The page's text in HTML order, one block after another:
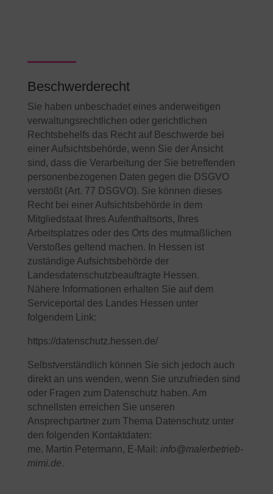
Beschwerderecht
Sie haben unbeschadet eines anderweitigen
verwaltungsrechtlichen oder gerichtlichen
Rechtsbehelfs das Recht auf Beschwerde bei
einer Aufsichtsbehörde, wenn Sie der Ansicht
sind, dass die Verarbeitung der Sie betreffenden
personenbezogenen Daten gegen die DSGVO
verstößt (Art. 77 DSGVO). Sie können dieses
Recht bei einer Aufsichtsbehörde in dem
Mitgliedstaat Ihres Aufenthaltsorts, Ihres
Arbeitsplatzes oder des Orts des mutmaßlichen
Verstoßes geltend machen. In Hessen ist
zuständige Aufsichtsbehörde der
Landesdatenschutzbeauftragte Hessen.
Nähere Informationen erhalten Sie auf dem
Serviceportal des Landes Hessen unter
folgendem Link:
https://datenschutz.hessen.de/
Selbstverständlich können Sie sich jedoch auch
direkt an uns wenden, wenn Sie unzufrieden sind
oder Fragen zum Datenschutz haben. Am
schnellsten erreichen Sie unseren
Ansprechpartner zum Thema Datenschutz unter
den folgenden Kontaktdaten:
me. Martin Petermann, E-Mail: info@malerbetrieb-
mimi.de.